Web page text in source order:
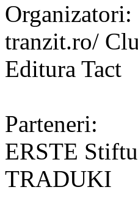
Organizatori:
tranzit.ro/
Editura Tact
Parteneri:
ERSTE
TRADUKI